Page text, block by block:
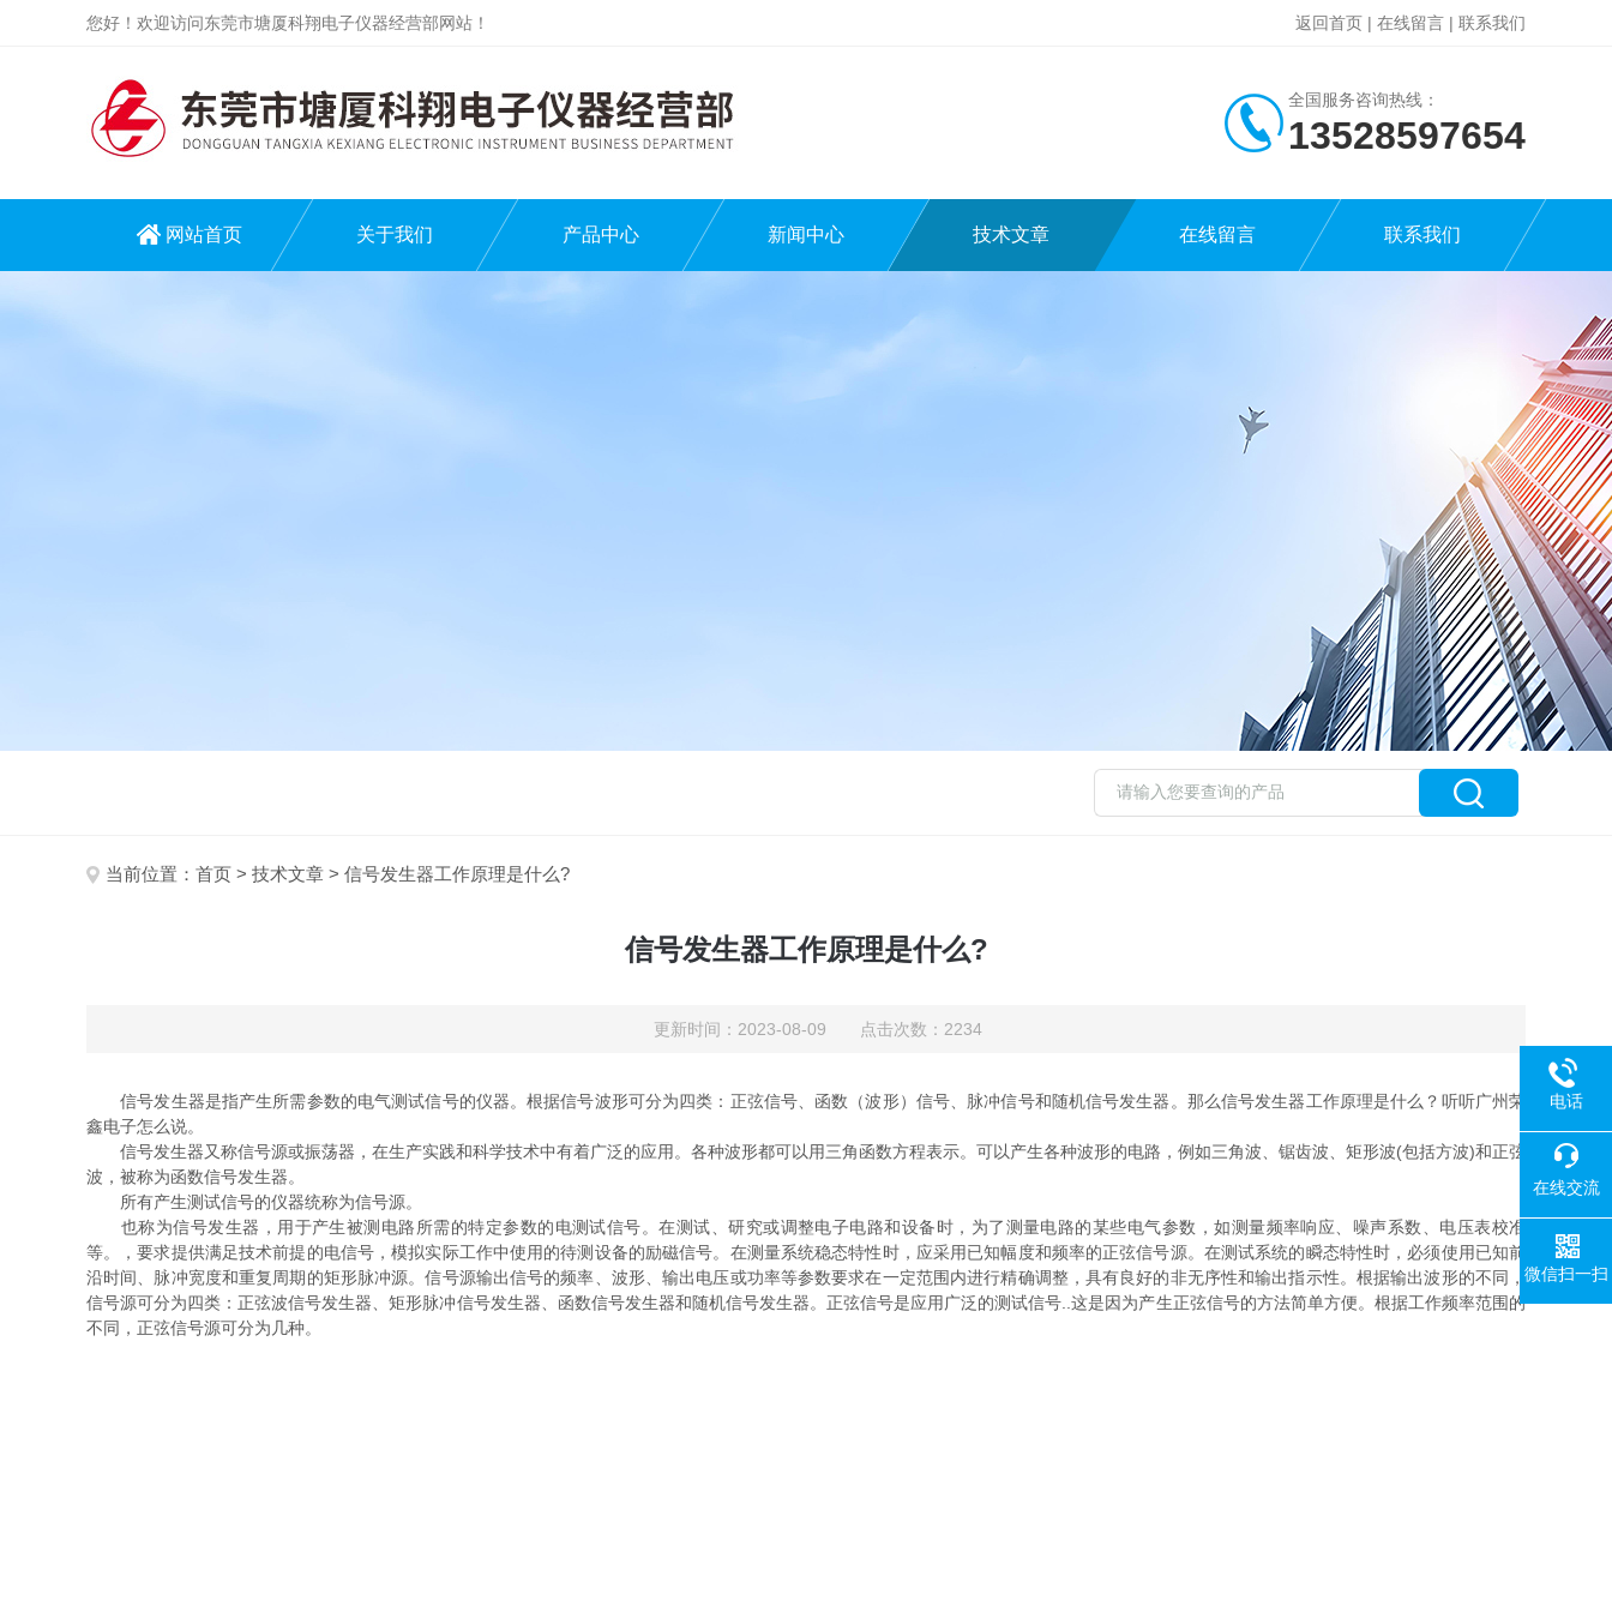
您好！欢迎访问东莞市塘厦科翔电子仪器经营部网站！ 返回首页 | 在线留言 | 联系我们
全国服务咨询热线：
13528597654
网站首页 关于我们 产品中心 新闻中心 技术文章 在线留言 联系我们
当前位置： 首页 > 技术文章 > 信号发生器工作原理是什么?
信号发生器工作原理是什么?
更新时间：2023-08-09 点击次数：2234
信号发生器是指产生所需参数的电气测试信号的仪器。根据信号波形可分为四类：正弦信号、函数（波形）信号、脉冲信号和随机信号发生器。那么信号发生器工作原理是什么？听听广州荣
鑫电子怎么说。
信号发生器又称信号源或振荡器，在生产实践和科学技术中有着广泛的应用。各种波形都可以用三角函数方程表示。可以产生各种波形的电路，例如三角波、锯齿波、矩形波(包括方波)和正弦
波，被称为函数信号发生器。
所有产生测试信号的仪器统称为信号源。
也称为信号发生器，用于产生被测电路所需的特定参数的电测试信号。在测试、研究或调整电子电路和设备时，为了测量电路的某些电气参数，如测量频率响应、噪声系数、电压表校准
等。，要求提供满足技术前提的电信号，模拟实际工作中使用的待测设备的励磁信号。在测量系统稳态特性时，应采用已知幅度和频率的正弦信号源。在测试系统的瞬态特性时，必须使用已知前
沿时间、脉冲宽度和重复周期的矩形脉冲源。信号源输出信号的频率、波形、输出电压或功率等参数要求在一定范围内进行精确调整，具有良好的非无序性和输出指示性。根据输出波形的不同，
信号源可分为四类：正弦波信号发生器、矩形脉冲信号发生器、函数信号发生器和随机信号发生器。正弦信号是应用广泛的测试信号..这是因为产生正弦信号的方法简单方便。根据工作频率范围的
不同，正弦信号源可分为几种。
电话
在线交流
微信扫一扫